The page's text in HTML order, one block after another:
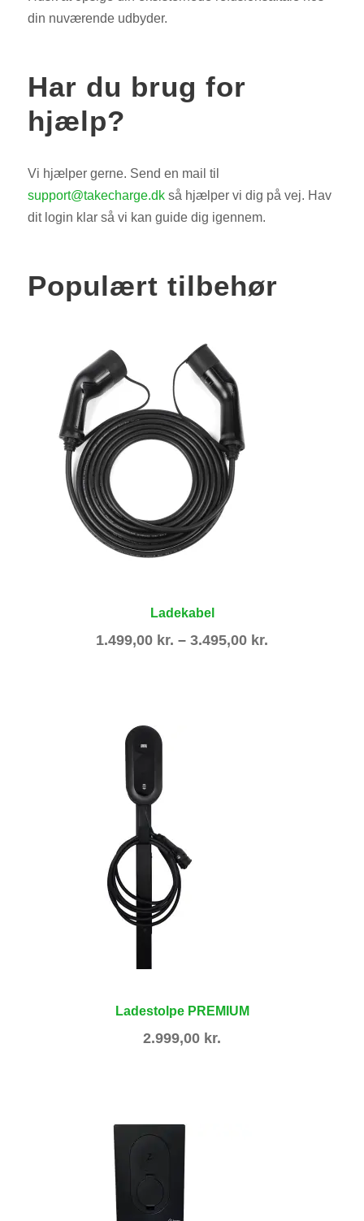
din nuværende udbyder.
Har du brug for
hjælp?
Vi hjælper gerne. Send en mail til
support@takecharge.dk så hjælper vi dig på vej. Hav
dit login klar så vi kan guide dig igennem.
Populært tilbehør
Ladekabel
1.499,00 kr. – 3.495,00 kr.
Ladestolpe PREMIUM
2.999,00 kr.